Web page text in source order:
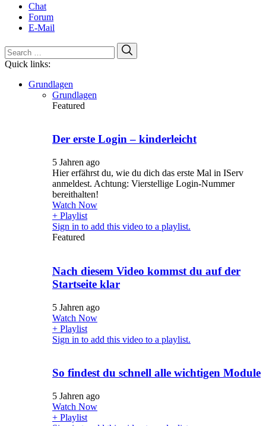
Chat
Forum
E-Mail
Search
for:
Quick links:
Grundlagen
Grundlagen
Featured
Der erste Login – kinderleicht
5 Jahren ago
Hier erfährst du, wie du dich das erste Mal in IServ
anmeldest. Achtung: Vierstellige Login-Nummer
bereithalten!
Watch Now
+ Playlist
Sign in to add this video to a playlist.
Featured
Nach diesem Video kommst du auf der
Startseite klar
5 Jahren ago
Watch Now
+ Playlist
Sign in to add this video to a playlist.
So findest du schnell alle wichtigen Module
5 Jahren ago
Watch Now
+ Playlist